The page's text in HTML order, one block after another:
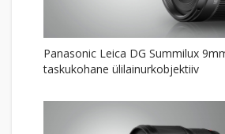
Panasonic Leica DG Summilux
taskukohane ülilainurkobjektiiv